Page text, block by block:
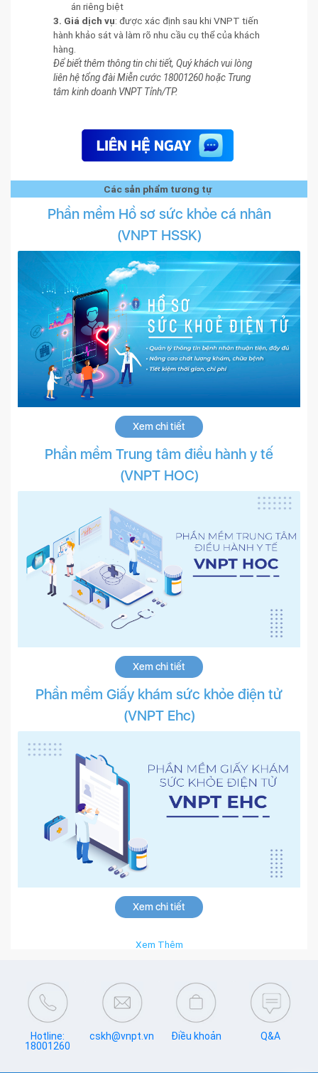
án riêng biệt
3. Giá dịch vụ: được xác định sau khi VNPT tiến
hành khảo sát và làm rõ nhu cầu cụ thể của khách
hàng.
Để biết thêm thông tin chi tiết, Quý khách vui lòng
liên hệ tổng đài Miễn cước 18001260 hoặc Trung
tâm kinh doanh VNPT Tỉnh/TP.
Các sản phẩm tương tự
Phần mềm Hồ sơ sức khỏe cá nhân
(VNPT HSSK)
Xem chi tiết
Phần mềm Trung tâm điều hành y tế
(VNPT HOC)
Xem chi tiết
Phần mềm Giấy khám sức khỏe điện tử
(VNPT Ehc)
Xem chi tiết
Xem Thêm
Hotline:
18001260
cskh@vnpt.vn Điều khoản Q&A